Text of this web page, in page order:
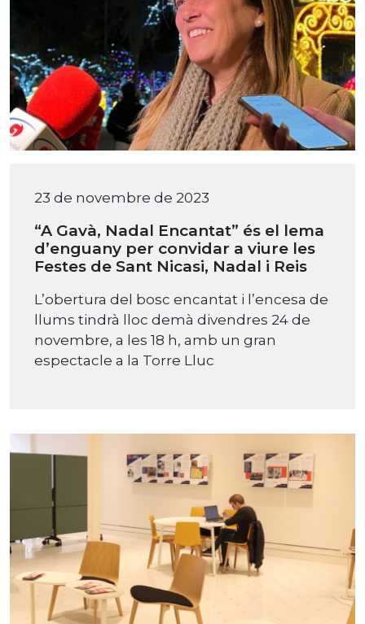
23 de novembre de 2023
“A Gavà, Nadal Encantat” és el lema
d’enguany per convidar a viure les
Festes de Sant Nicasi, Nadal i Reis
L’obertura del bosc encantat i l’encesa de
llums tindrà lloc demà divendres 24 de
novembre, a les 18 h, amb un gran
espectacle a la Torre Lluc